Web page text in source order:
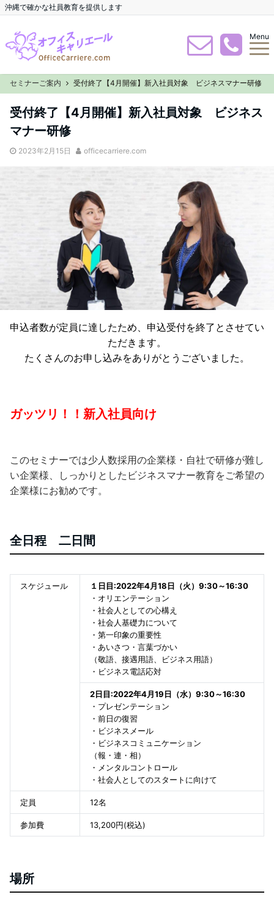
沖縄で確かな社員教育を提供します
Menu
セミナーご案内 受付終了【4月開催】新入社員対象 ビジネスマナー研修
受付終了【4月開催】新入社員対象 ビジネス
マナー研修
2023年2月15日 officecarriere.com
申込者数が定員に達したため、申込受付を終了とさせてい
ただきます。
たくさんのお申し込みをありがとうございました。
ガッツリ！！新入社員向け
このセミナーでは少人数採用の企業様・自社で研修が難し
い企業様、しっかりとしたビジネスマナー教育をご希望の
企業様にお勧めです。
全日程 二日間
スケジュール １日目:2022年4月18日（火）9:30～16:30
・オリエンテーション
・社会人としての心構え
・社会人基礎力について
・第一印象の重要性
・あいさつ・言葉づかい
（敬語、接遇用語、ビジネス用語）
・ビジネス電話応対
2日目:2022年4月19日（水）9:30～16:30
・プレゼンテーション
・前日の復習
・ビジネスメール
・ビジネスコミュニケーション
（報・連・相）
・メンタルコントロール
・社会人としてのスタートに向けて
定員 12名
参加費 13,200円(税込)
場所